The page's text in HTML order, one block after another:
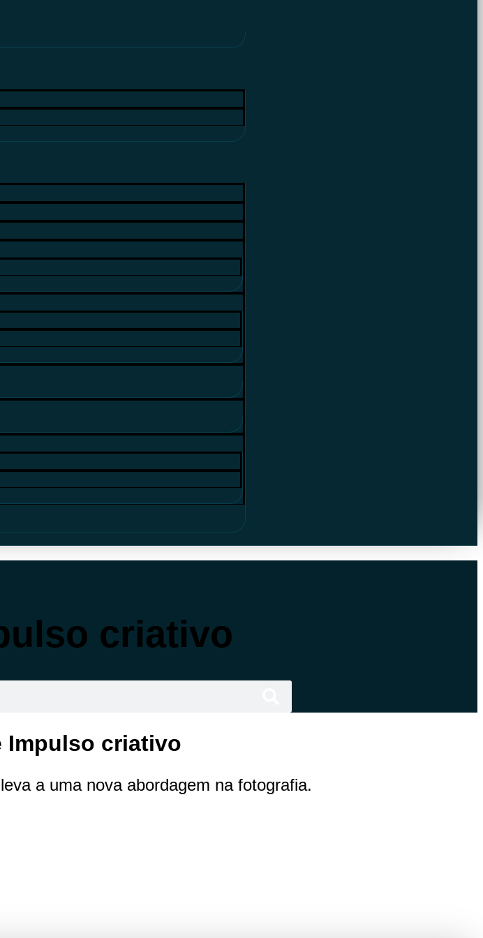
criativo
Impulso criativo
a uma nova abordagem na fotografia.